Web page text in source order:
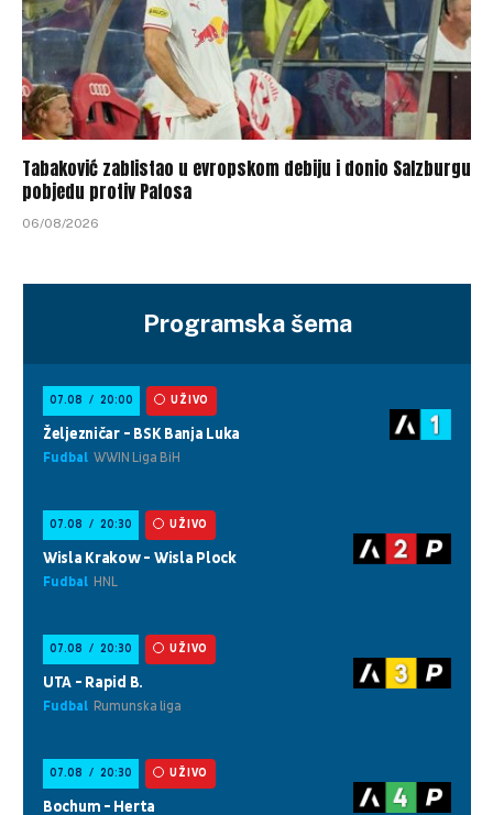
Tabaković zablistao u evropskom debiju i donio Salzburgu
pobjedu protiv Pafosa
06/08/2026
Programska šema